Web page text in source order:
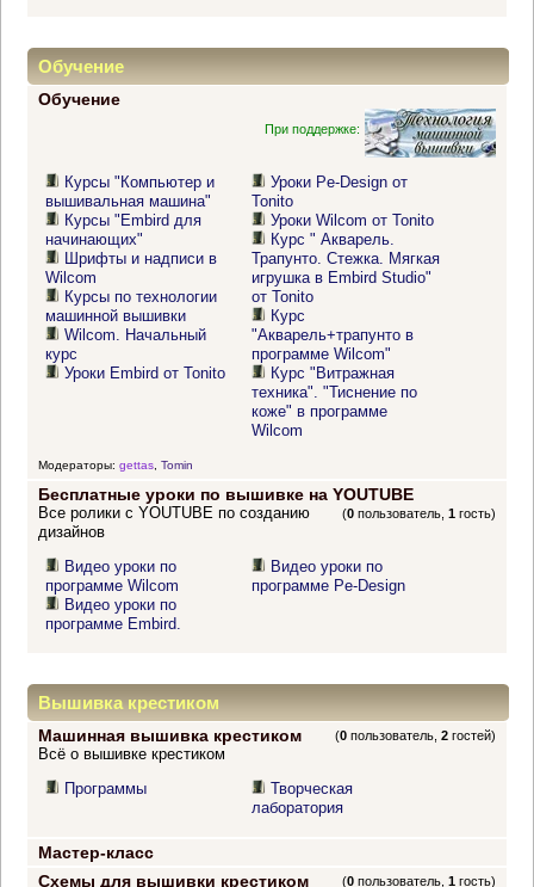
Обучение
Обучение
При поддержке:
Курсы "Компьютер и
вышивальная машина"
Курсы "Embird для
начинающих"
Шрифты и надписи в
Wilcom
Курсы по технологии
машинной вышивки
Wilcom. Начальный
курс
Уроки Embird от Tonito
Уроки Pe-Design от
Tonito
Уроки Wilcom от Tonito
Курс " Акварель.
Трапунто. Стежка. Мягкая
игрушка в Embird Studio"
от Tonito
Курс
"Акварель+трапунто в
программе Wilcom"
Курс "Витражная
техника". "Тиснение по
коже" в программе
Wilcom
Модераторы: gettas, Tomin
Бесплатные уроки по вышивке на YOUTUBE
(0 пользователь,1 гость)
Все ролики с YOUTUBE по созданию
дизайнов
Видео уроки по
программе Wilcom
Видео уроки по
программе Embird.
Видео уроки по
программе Pe-Design
Вышивка крестиком
Машинная вышивка крестиком (0 пользователь,2 гостей)
Всё о вышивке крестиком
Программы
Творческая
лаборатория
Мастер-класс
Схемы для вышивки крестиком
(0 пользователь,1 гость)